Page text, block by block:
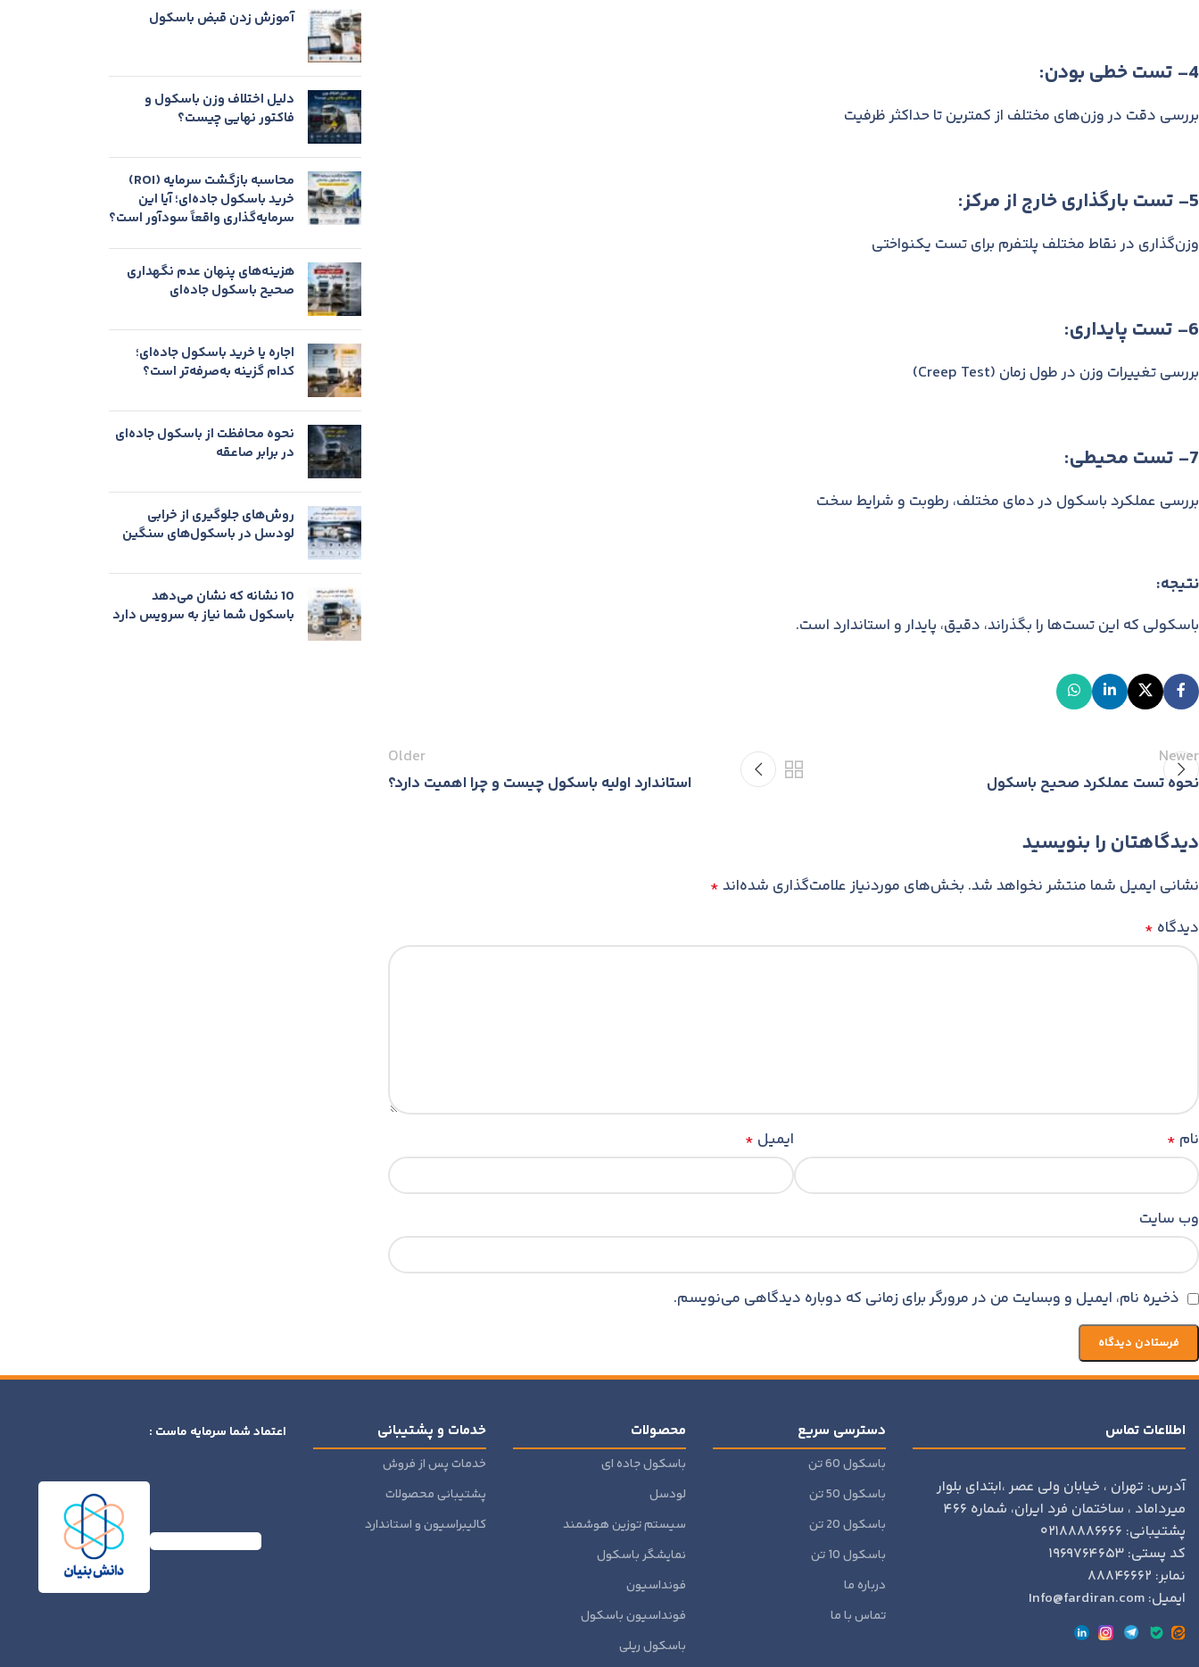
4- تست خطی بودن:
بررسی دقت در وزن‌های مختلف از کمترین تا حداکثر ظرفیت
5- تست بارگذاری خارج از مرکز:
وزن‌گذاری در نقاط مختلف پلتفرم برای تست یکنواختی
6- تست پایداری:
بررسی تغییرات وزن در طول زمان (Creep Test)
7- تست محیطی:
بررسی عملکرد باسکول در دمای مختلف، رطوبت و شرایط سخت
نتیجه:
باسکولی که این تست‌ها را بگذراند، دقیق، پایدار و استاندارد است.
Newer
نحوه تست عملکرد صحیح باسکول
Older
استاندارد اولیه باسکول چیست و چرا اهمیت دارد؟
دیدگاهتان را بنویسید
نشانی ایمیل شما منتشر نخواهد شد. بخش‌های موردنیاز علامت‌گذاری شده‌اند *
دیدگاه *
نام * ایمیل *
وب‌ سایت
ذخیره نام، ایمیل و وبسایت من در مرورگر برای زمانی که دوباره دیدگاهی می‌نویسم.
آموزش زدن قبض باسکول
دلیل اختلاف وزن باسکول و
فاکتور نهایی چیست؟
محاسبه بازگشت سرمایه (ROI)
خرید باسکول جاده‌ای؛ آیا این
سرمایه‌گذاری واقعاً سودآور است؟
هزینه‌های پنهان عدم نگهداری
صحیح باسکول جاده‌ای
اجاره یا خرید باسکول جاده‌ای؛
کدام گزینه به‌صرفه‌تر است؟
نحوه محافظت از باسکول جاده‌ای
در برابر صاعقه
روش‌های جلوگیری از خرابی
لودسل در باسکول‌های سنگین
10 نشانه که نشان می‌دهد
باسکول شما نیاز به سرویس دارد
اطلاعات تماس
آدرس: تهران ، خیابان ولی عصر ،ابتدای بلوار
میرداماد ، ساختمان فرد ایران، شماره ۴۶۶
پشتیبانی: ۰۲۱۸۸۸۸۶۶۶۶
کد پستی: ۱۹۶۹۷۶۴۶۵۳
نمابر: ۸۸۸۴۶۶۶۲
ایمیل: Info@fardiran.com
دسترسی سریع
باسکول 60 تن
باسکول 50 تن
باسکول 20 تن
باسکول 10 تن
درباره ما
تماس با ما
محصولات
باسکول جاده ای
لودسل
سیستم توزین هوشمند
نمایشگر باسکول
فونداسیون
فونداسیون باسکول
باسکول ریلی
خدمات و پشتیبانی
خدمات پس از فروش
پشتیبانی محصولات
کالیبراسیون و استاندارد
اعتماد شما سرمایه ماست :